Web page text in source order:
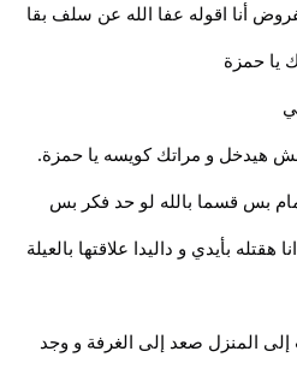
أنا اقوله عفا الله عن سلف بقا
يا حمزة
هيدخل و مراتك كويسه يا حمزة.
بس قسما بالله لو حد فكر بس
بأيدي و داليدا علاقتها بالعيلة
المنزل صعد إلى الغرفة و وجد